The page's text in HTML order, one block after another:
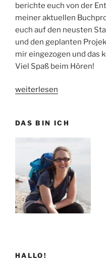
berichte euch von der
meiner aktuellen
euch auf den neusten
und den geplanten
mir eingezogen und das
Viel Spaß beim Hören!
„Episode
schreibt
man
Buch?“
weiterlesen
DAS BIN ICH
HALLO!